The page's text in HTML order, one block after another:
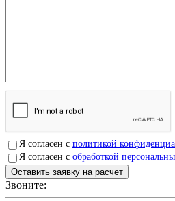
Я согласен с политикой
Я согласен с обработкой
Звоните: